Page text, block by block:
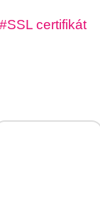
SSL certifikát